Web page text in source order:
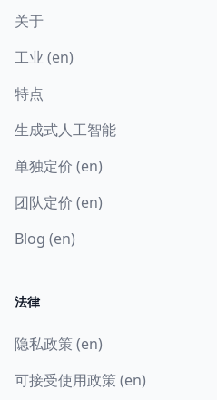
关于
工业 (en)
特点
生成式人工智能
单独定价 (en)
团队定价 (en)
Blog (en)
法律
隐私政策 (en)
可接受使用政策 (en)